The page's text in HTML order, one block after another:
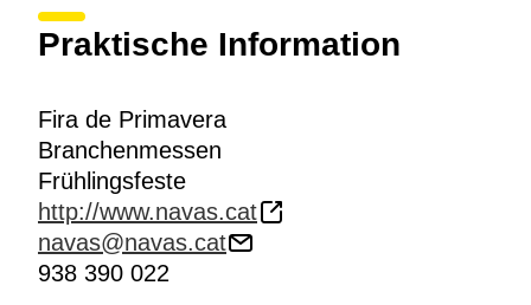
Praktische Information
Fira de Primavera
Branchenmessen
Frühlingsfeste
http://www.navas.cat
navas@navas.cat
938 390 022